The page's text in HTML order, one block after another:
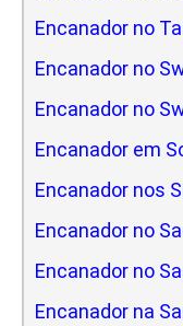
Encanador no
Encanador no
Encanador no
Encanador em
Encanador nos
Encanador no
Encanador no
Encanador na